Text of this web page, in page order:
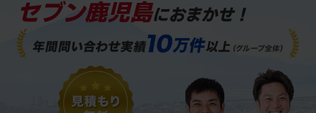
セブン鹿児島におまかせ！